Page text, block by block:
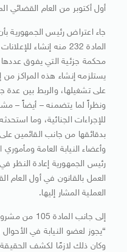
أول أكتوبر من العام القضائي
جاء اعتراض رئيس الجمهورية
المادة 232 منه إنشاء
يستلزمه إنشاء هذه المراكز من
على تشغيلها، والربط بين عدة
ونظراً لما يتضمنه – أيضاً –
للإجراءات الجنائية، وما
بدقائقها من جانب القائمين
وأعضاء النيابة العامة
رئيس الجمهورية إعادة النظر
العمل بالقانون في أول العام
العملية المشار إليها.
إلى جانب
“يجوز لعضو النيابة في
وكان ذلك لازمًا لكشف الحقيقة